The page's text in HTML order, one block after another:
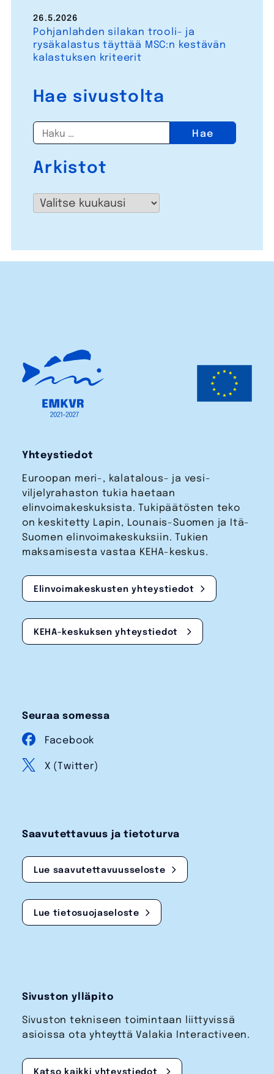
Pohjanlahden silakan trooli- ja
rysäkalastus täyttää MSC:n kestävän
kalastuksen kriteerit
26.5.2026
Hae sivustolta
Haku:
Arkistot
Arkistot
Yhteystiedot
Euroopan meri-, kalatalous- ja vesi­
viljelyrahaston tukia haetaan
elinvoimakeskuksista. Tukipäätösten teko
on keskitetty Lapin, Lounais-Suomen ja Itä-
Suomen elinvoimakeskuksiin. Tukien
maksamisesta vastaa KEHA-keskus.
Elinvoimakeskusten yhteystiedot
KEHA-keskuksen yhteystiedot
Seuraa somessa
Facebook
X (Twitter)
Saavutettavuus ja tietoturva
Lue saavutettavuusseloste
Lue tietosuojaseloste
Sivuston ylläpito
Sivuston tekniseen toimintaan liittyvissä
asioissa ota yhteyttä Valakia Interactiveen.
Katso kaikki yhteystiedot